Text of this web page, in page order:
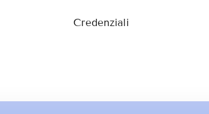
Credenziali